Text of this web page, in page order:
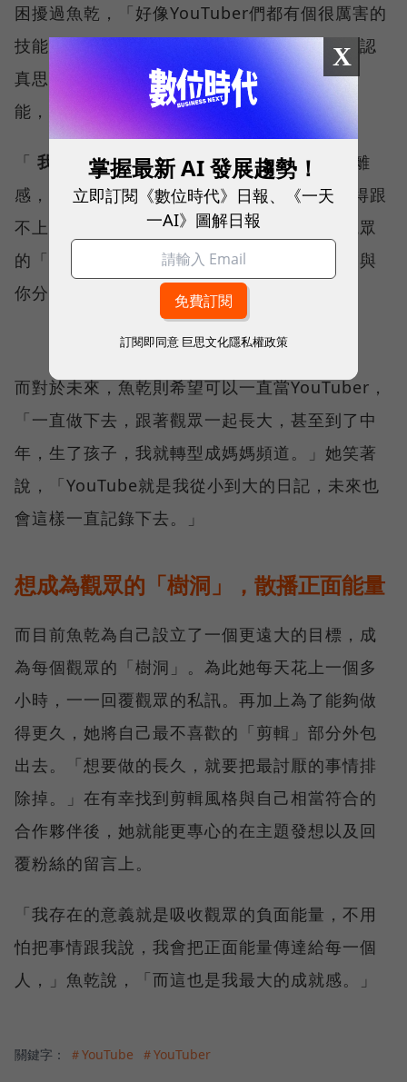
困擾過魚乾，「好像YouTuber們都有個很厲害的
技能，想到某個人就能聯想到那個技能。」在認
真思考過後，魚乾覺得自己沒有特別突出的技
能，反而是與觀眾拉近距離的特質。
「 我沒有什麼東西是超越觀眾的，不會有距離
感，有些YouTuber太厲害，反而會讓觀眾覺得跟
不上。」魚乾說。因此，她給自己的定位是觀眾
的「好朋友、好鄰居」。每週發片就像是朋友與
你分享本週又做什麼趣事一樣，十分輕鬆。
而對於未來，魚乾則希望可以一直當YouTuber，
「一直做下去，跟著觀眾一起長大，甚至到了中
年，生了孩子，我就轉型成媽媽頻道。」她笑著
說，「YouTube就是我從小到大的日記，未來也
會這樣一直記錄下去。」
想成為觀眾的「樹洞」，散播正面能量
而目前魚乾為自己設立了一個更遠大的目標，成
為每個觀眾的「樹洞」。為此她每天花上一個多
小時，一一回覆觀眾的私訊。再加上為了能夠做
得更久，她將自己最不喜歡的「剪輯」部分外包
出去。「想要做的長久，就要把最討厭的事情排
除掉。」在有幸找到剪輯風格與自己相當符合的
合作夥伴後，她就能更專心的在主題發想以及回
覆粉絲的留言上。
「我存在的意義就是吸收觀眾的負面能量，不用
怕把事情跟我說，我會把正面能量傳達給每一個
人，」魚乾說，「而這也是我最大的成就感。」
關鍵字： ＃YouTube ＃YouTuber
X
掌握最新 AI 發展趨勢！
立即訂閱《數位時代》日報、《一天
一AI》圖解日報
訂閱即同意 巨思文化隱私權政策